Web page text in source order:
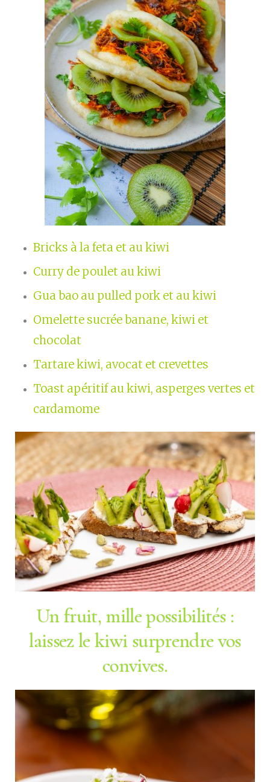
Bricks à la feta et au kiwi
Curry de poulet au kiwi
Gua bao au pulled pork et au kiwi
Omelette sucrée banane, kiwi et
chocolat
Tartare kiwi, avocat et crevettes
Toast apéritif au kiwi, asperges vertes et
cardamome
Un fruit, mille possibilités :
laissez le kiwi surprendre vos
convives.